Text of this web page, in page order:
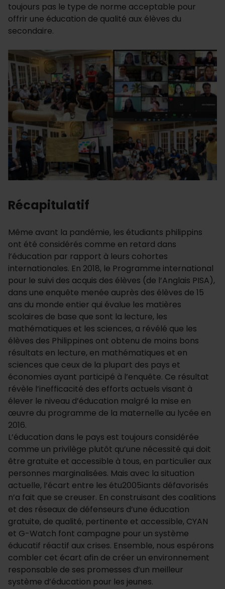
toujours pas le type de norme acceptable pour
offrir une éducation de qualité aux élèves du
secondaire.
Récapitulatif
Même avant la pandémie, les étudiants philippins
ont été considérés comme en retard dans
l’éducation par rapport à leurs cohortes
internationales. En 2018, le Programme international
pour le suivi des acquis des élèves (de l’Anglais PISA),
dans une enquête menée auprès des élèves de 15
ans du monde entier qui évalue les matières
scolaires de base que sont la lecture, les
mathématiques et les sciences, a révélé que les
élèves des Philippines ont obtenu de moins bons
résultats en lecture, en mathématiques et en
sciences que ceux de la plupart des pays et
économies ayant participé à l’enquête. Ce résultat
révèle l’inefficacité des efforts actuels visant à
élever le niveau d’éducation malgré la mise en
œuvre du programme de la maternelle au lycée en
2016.
L’éducation dans le pays est toujours considérée
comme un privilège plutôt qu’une nécessité qui doit
être gratuite et accessible à tous, en particulier aux
personnes marginalisées. Mais avec la situation
actuelle, l’écart entre les étu2005iants défavorisés
n’a fait que se creuser. En construisant des coalitions
et des réseaux de défenseurs d’une éducation
gratuite, de qualité, pertinente et accessible, CYAN
et G-Watch font campagne pour un système
éducatif réactif aux crises. Ensemble, nous espérons
combler cet écart afin de créer un environnement
responsable de ses promesses d’un meilleur
système d’éducation pour les jeunes.